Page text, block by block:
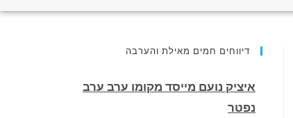
דיווחים חמים מאילת והערבה
איציק נועם מייסד מקומו ערב ערב
נפטר